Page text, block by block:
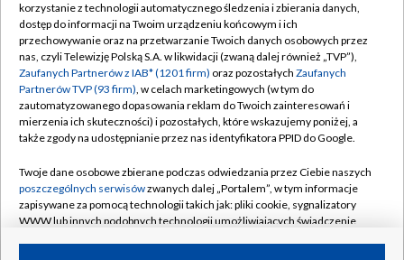
TVP
Abonament TVP
Emisja w TVP
Centrum informacji TVP
Naziemna Telewizja Cyfrowa
Rada Programowa
System NOS
Informacje o nadawcy
Regulamin TVP
Polityka prywatności
Moje zgody
Pomoc
Kontakt
Kanały
korzystanie z technologii automatycznego śledzenia i zbierania danych,
dostęp do informacji na Twoim urządzeniu końcowym i ich
przechowywanie oraz na przetwarzanie Twoich danych osobowych przez
nas, czyli Telewizję Polską S.A. w likwidacji (zwaną dalej również „TVP”),
Zaufanych Partnerów z IAB* (1201 firm) oraz pozostałych Zaufanych
Partnerów TVP (93 firm), w celach marketingowych (w tym do
zautomatyzowanego dopasowania reklam do Twoich zainteresowań i
mierzenia ich skuteczności) i pozostałych, które wskazujemy poniżej, a
także zgody na udostępnianie przez nas identyfikatora PPID do Google.
Twoje dane osobowe zbierane podczas odwiedzania przez Ciebie naszych
poszczególnych serwisówzwanych dalej „Portalem”, w tym informacje
zapisywane za pomocą technologii takich jak: pliki cookie, sygnalizatory
WWW lub innych podobnych technologii umożliwiających świadczenie